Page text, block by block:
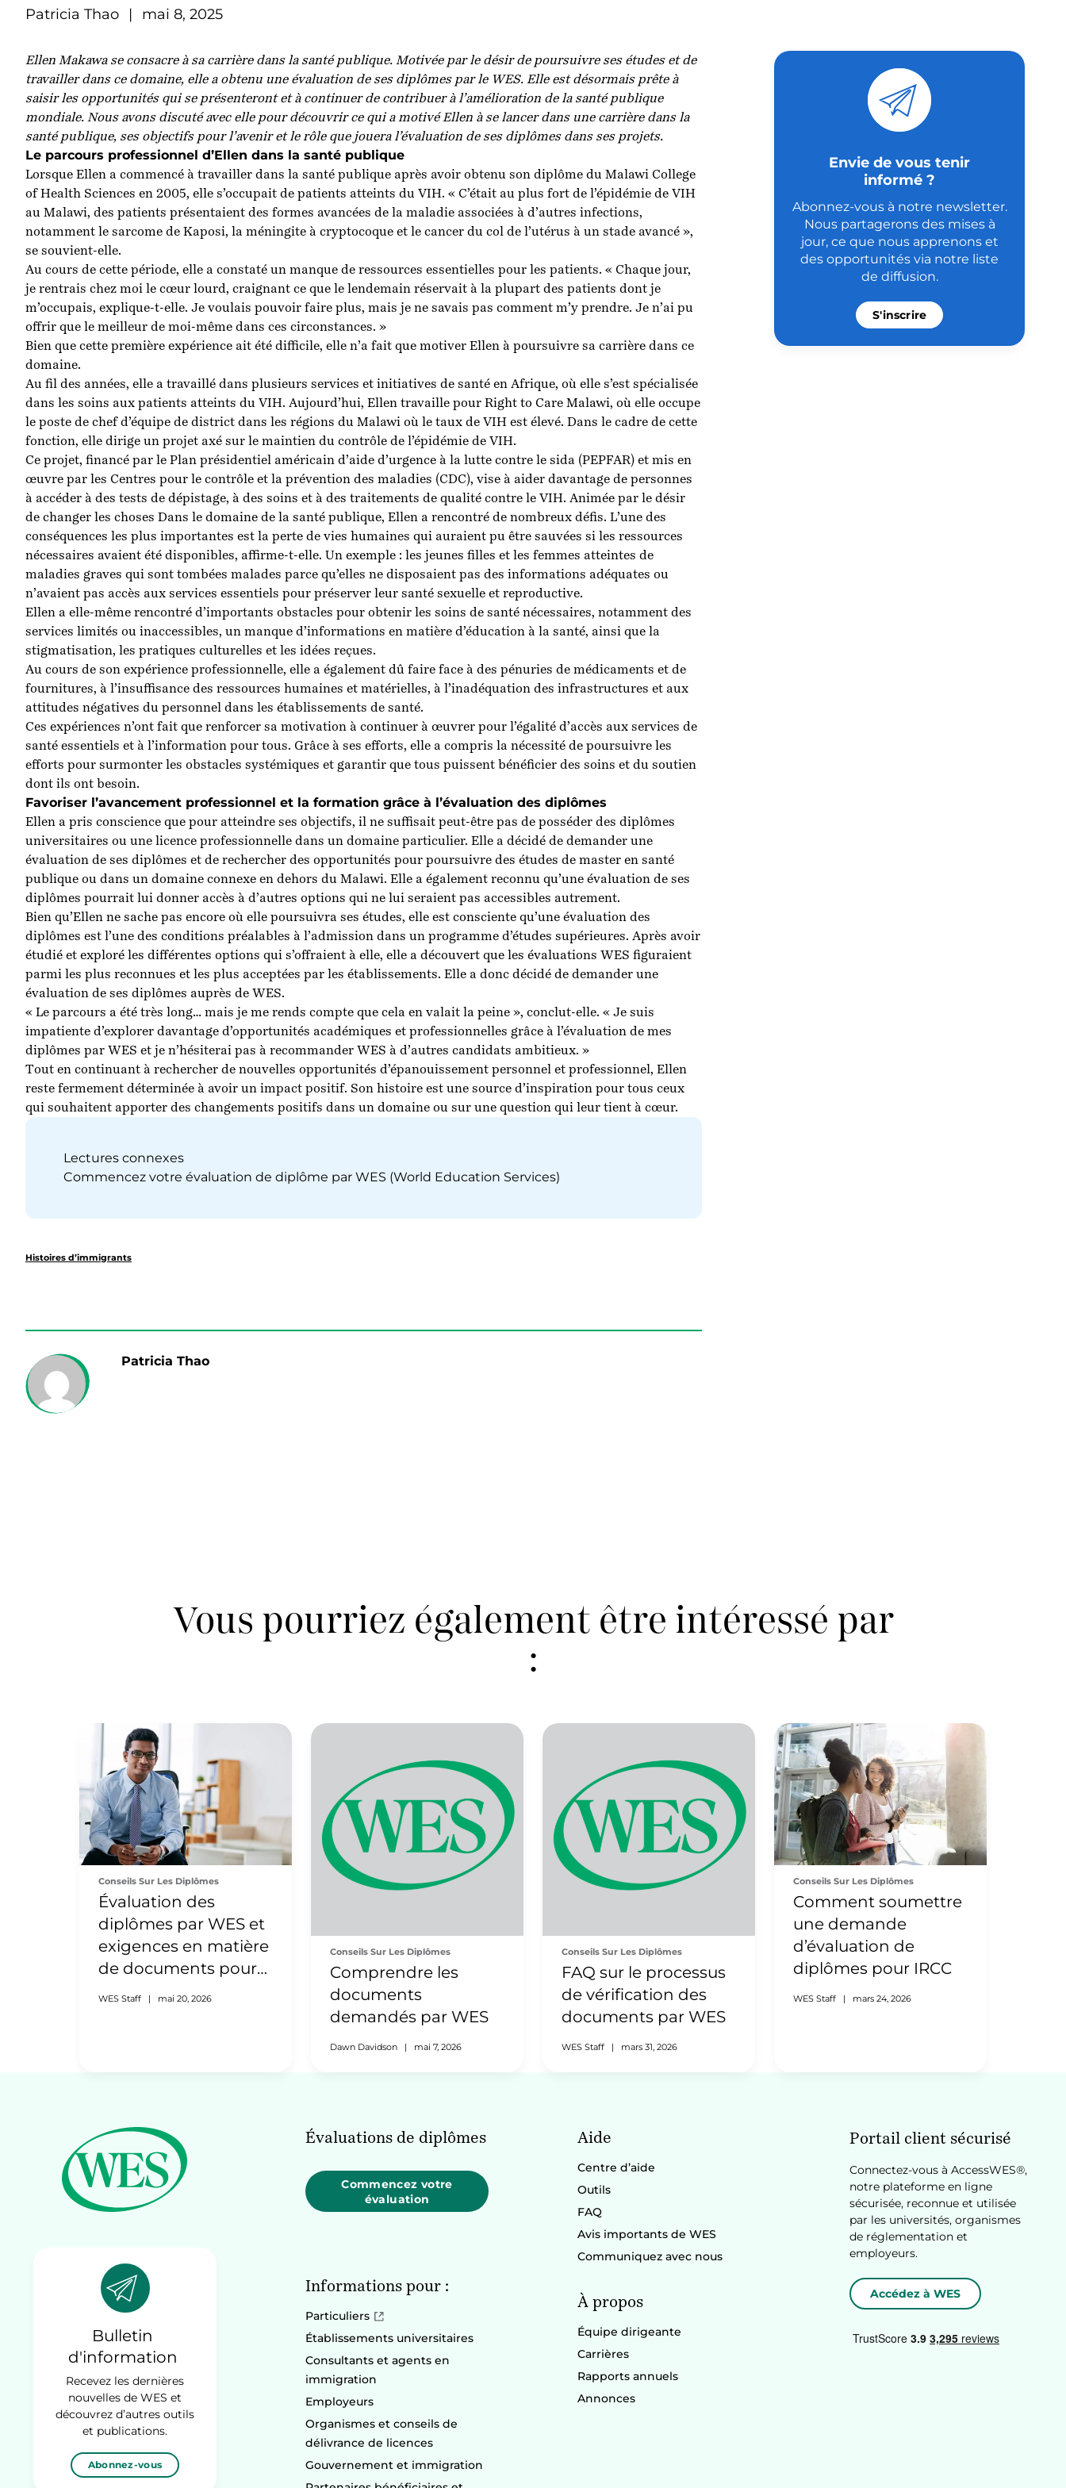
Patricia Thao | mai 8, 2025
Ellen Makawa se consacre à sa carrière dans la santé publique. Motivée par le désir de poursuivre ses études et de
travailler dans ce domaine, elle a obtenu une évaluation de ses diplômes par le WES. Elle est désormais prête à
saisir les opportunités qui se présenteront et à continuer de contribuer à l’amélioration de la santé publique
mondiale. Nous avons discuté avec elle pour découvrir ce qui a motivé Ellen à se lancer dans une carrière dans la
santé publique, ses objectifs pour l’avenir et le rôle que jouera l’évaluation de ses diplômes dans ses projets.
Le parcours professionnel d’Ellen dans la santé publique
Lorsque Ellen a commencé à travailler dans la santé publique après avoir obtenu son diplôme du Malawi College
of Health Sciences en 2005, elle s’occupait de patients atteints du VIH. « C’était au plus fort de l’épidémie de VIH
au Malawi, des patients présentaient des formes avancées de la maladie associées à d’autres infections,
notamment le sarcome de Kaposi, la méningite à cryptocoque et le cancer du col de l’utérus à un stade avancé »,
se souvient-elle.
Au cours de cette période, elle a constaté un manque de ressources essentielles pour les patients. « Chaque jour,
je rentrais chez moi le cœur lourd, craignant ce que le lendemain réservait à la plupart des patients dont je
m’occupais, explique-t-elle. Je voulais pouvoir faire plus, mais je ne savais pas comment m’y prendre. Je n’ai pu
offrir que le meilleur de moi-même dans ces circonstances. »
Bien que cette première expérience ait été difficile, elle n’a fait que motiver Ellen à poursuivre sa carrière dans ce
domaine.
Au fil des années, elle a travaillé dans plusieurs services et initiatives de santé en Afrique, où elle s’est spécialisée
dans les soins aux patients atteints du VIH. Aujourd’hui, Ellen travaille pour Right to Care Malawi, où elle occupe
le poste de chef d’équipe de district dans les régions du Malawi où le taux de VIH est élevé. Dans le cadre de cette
fonction, elle dirige un projet axé sur le maintien du contrôle de l’épidémie de VIH.
Ce projet, financé par le Plan présidentiel américain d’aide d’urgence à la lutte contre le sida (PEPFAR) et mis en
œuvre par les Centres pour le contrôle et la prévention des maladies (CDC), vise à aider davantage de personnes
à accéder à des tests de dépistage, à des soins et à des traitements de qualité contre le VIH. Animée par le désir
de changer les choses Dans le domaine de la santé publique, Ellen a rencontré de nombreux défis. L’une des
conséquences les plus importantes est la perte de vies humaines qui auraient pu être sauvées si les ressources
nécessaires avaient été disponibles, affirme-t-elle. Un exemple : les jeunes filles et les femmes atteintes de
maladies graves qui sont tombées malades parce qu’elles ne disposaient pas des informations adéquates ou
n’avaient pas accès aux services essentiels pour préserver leur santé sexuelle et reproductive.
Ellen a elle-même rencontré d’importants obstacles pour obtenir les soins de santé nécessaires, notamment des
services limités ou inaccessibles, un manque d’informations en matière d’éducation à la santé, ainsi que la
stigmatisation, les pratiques culturelles et les idées reçues.
Au cours de son expérience professionnelle, elle a également dû faire face à des pénuries de médicaments et de
fournitures, à l’insuffisance des ressources humaines et matérielles, à l’inadéquation des infrastructures et aux
attitudes négatives du personnel dans les établissements de santé.
Ces expériences n’ont fait que renforcer sa motivation à continuer à œuvrer pour l’égalité d’accès aux services de
santé essentiels et à l’information pour tous. Grâce à ses efforts, elle a compris la nécessité de poursuivre les
efforts pour surmonter les obstacles systémiques et garantir que tous puissent bénéficier des soins et du soutien
dont ils ont besoin.
Favoriser l’avancement professionnel et la formation grâce à l’évaluation des diplômes
Ellen a pris conscience que pour atteindre ses objectifs, il ne suffisait peut-être pas de posséder des diplômes
universitaires ou une licence professionnelle dans un domaine particulier. Elle a décidé de demander une
évaluation de ses diplômes et de rechercher des opportunités pour poursuivre des études de master en santé
publique ou dans un domaine connexe en dehors du Malawi. Elle a également reconnu qu’une évaluation de ses
diplômes pourrait lui donner accès à d’autres options qui ne lui seraient pas accessibles autrement.
Bien qu’Ellen ne sache pas encore où elle poursuivra ses études, elle est consciente qu’une évaluation des
diplômes est l’une des conditions préalables à l’admission dans un programme d’études supérieures. Après avoir
étudié et exploré les différentes options qui s’offraient à elle, elle a découvert que les évaluations WES figuraient
parmi les plus reconnues et les plus acceptées par les établissements. Elle a donc décidé de demander une
évaluation de ses diplômes auprès de WES.
« Le parcours a été très long… mais je me rends compte que cela en valait la peine », conclut-elle. « Je suis
impatiente d’explorer davantage d’opportunités académiques et professionnelles grâce à l’évaluation de mes
diplômes par WES et je n’hésiterai pas à recommander WES à d’autres candidats ambitieux. »
Tout en continuant à rechercher de nouvelles opportunités d’épanouissement personnel et professionnel, Ellen
reste fermement déterminée à avoir un impact positif. Son histoire est une source d’inspiration pour tous ceux
qui souhaitent apporter des changements positifs dans un domaine ou sur une question qui leur tient à cœur.
Lectures connexes
Commencez votre évaluation de diplôme par WES (World Education Services)
Histoires d’immigrants
Patricia Thao
Envie de vous tenir
informé ?
Abonnez-vous à notre newsletter.
Nous partagerons des mises à
jour, ce que nous apprenons et
des opportunités via notre liste
de diffusion.
S'inscrire
Vous pourriez également être intéressé par
:
Conseils Sur Les Diplômes
Évaluation des
diplômes par WES et
exigences en matière
de documents pour
l’Inde
WES Staff | mai 20, 2026
Conseils Sur Les Diplômes
Comprendre les
documents
demandés par WES
Dawn Davidson | mai 7, 2026
Conseils Sur Les Diplômes
FAQ sur le processus
de vérification des
documents par WES
WES Staff | mars 31, 2026
Conseils Sur Les Diplômes
Comment soumettre
une demande
d’évaluation de
diplômes pour IRCC
WES Staff | mars 24, 2026
Bulletin
d'information
Recevez les dernières
nouvelles de WES et
découvrez d’autres outils
et publications.
Abonnez-vous
Évaluations de diplômes
Commencez votre
évaluation
Informations pour :
Particuliers
Établissements universitaires
Consultants et agents en
immigration
Employeurs
Organismes et conseils de
délivrance de licences
Gouvernement et immigration
Aide
Centre d’aide
Outils
FAQ
Avis importants de WES
Communiquez avec nous
À propos
Équipe dirigeante
Carrières
Rapports annuels
Annonces
Portail client sécurisé
Connectez-vous à AccessWES®,
notre plateforme en ligne
sécurisée, reconnue et utilisée
par les universités, organismes
de réglementation et
employeurs.
Accédez à WES